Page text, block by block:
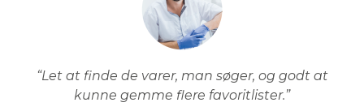
“Let at finde de varer, man søger, og godt at
kunne gemme flere favoritlister.”